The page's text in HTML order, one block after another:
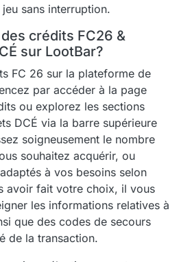
sans interruption.
crédits FC26 &
sur LootBar?
FC 26 sur la plateforme de
par accéder à la page
ou explorez les sections
DCÉ via la barre supérieure
soigneusement le nombre
souhaitez acquérir, ou
à vos besoins selon
avoir fait votre choix, il vous
les informations relatives à
que des codes de secours
de la transaction.